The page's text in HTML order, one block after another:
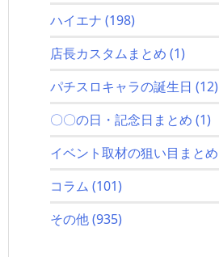
ハイエナ (198)
店長カスタムまとめ (1)
パチスロキャラの誕生日 (12)
〇〇の日・記念日まとめ (1)
イベント取材の狙い目まとめ
コラム (101)
その他(935)